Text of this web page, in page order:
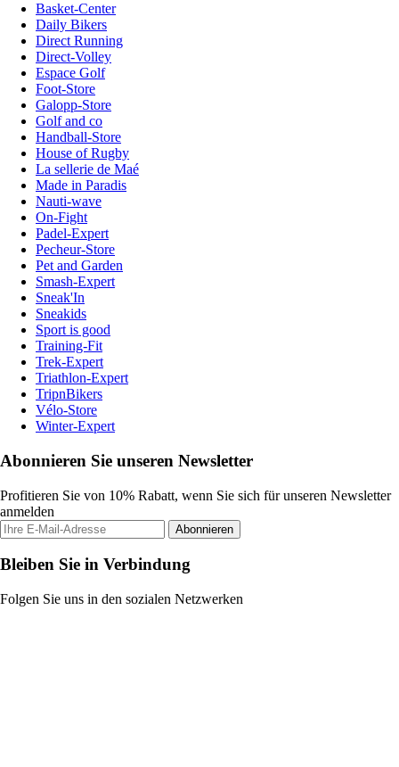
Basket-Center
Daily Bikers
Direct Running
Direct-Volley
Espace Golf
Foot-Store
Galopp-Store
Golf and co
Handball-Store
House of Rugby
La sellerie de Maé
Made in Paradis
Nauti-wave
On-Fight
Padel-Expert
Pecheur-Store
Pet and Garden
Smash-Expert
Sneak'In
Sneakids
Sport is good
Training-Fit
Trek-Expert
Triathlon-Expert
TripnBikers
Vélo-Store
Winter-Expert
Abonnieren Sie unseren Newsletter
Profitieren Sie von 10% Rabatt, wenn Sie sich für unseren Newsletter
anmelden
Abonnieren
Bleiben Sie in Verbindung
Folgen Sie uns in den sozialen Netzwerken